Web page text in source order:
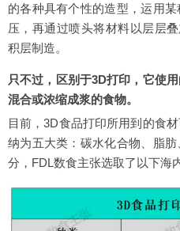
的各种具有个性的造型，运用
压，再通过喷头将材料以层层
积层制造。
只不过，区别于3D打印，它使
混合或浓缩成浆的食物。
目前，3D食品打印所用到的食
纳为五大类：碳水化合物、脂
分，FDL数食主张选取了以下海